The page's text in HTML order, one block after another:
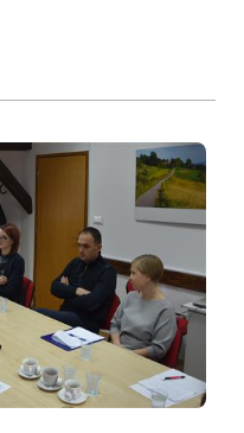
(NAPFO) i
prakse upravljanja i
i